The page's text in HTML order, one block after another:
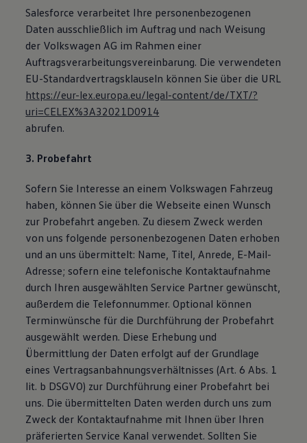
Salesforce verarbeitet Ihre personenbezogenen
Daten ausschließlich im Auftrag und nach Weisung
der Volkswagen AG im Rahmen einer
Auftragsverarbeitungsvereinbarung. Die verwendeten
EU-Standardvertragsklauseln können Sie über die URL
https://eur-lex.europa.eu/legal-content/de/TXT/?
uri=CELEX%3A32021D0914
abrufen.
3. Probefahrt
Sofern Sie Interesse an einem Volkswagen Fahrzeug
haben, können Sie über die Webseite einen Wunsch
zur Probefahrt angeben. Zu diesem Zweck werden
von uns folgende personenbezogenen Daten erhoben
und an uns übermittelt: Name, Titel, Anrede, E-Mail-
Adresse; sofern eine telefonische Kontaktaufnahme
durch Ihren ausgewählten Service Partner gewünscht,
außerdem die Telefonnummer. Optional können
Terminwünsche für die Durchführung der Probefahrt
ausgewählt werden. Diese Erhebung und
Übermittlung der Daten erfolgt auf der Grundlage
eines Vertragsanbahnungsverhältnisses (Art. 6 Abs. 1
lit. b DSGVO) zur Durchführung einer Probefahrt bei
uns. Die übermittelten Daten werden durch uns zum
Zweck der Kontaktaufnahme mit Ihnen über Ihren
präferierten Service Kanal verwendet. Sollten Sie